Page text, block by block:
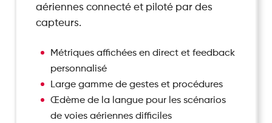
aériennes connecté et piloté par des
capteurs.
Métriques affichées en direct et feedback
personnalisé
Large gamme de gestes et procédures
Œdème de la langue pour les scénarios
de voies aériennes difficiles